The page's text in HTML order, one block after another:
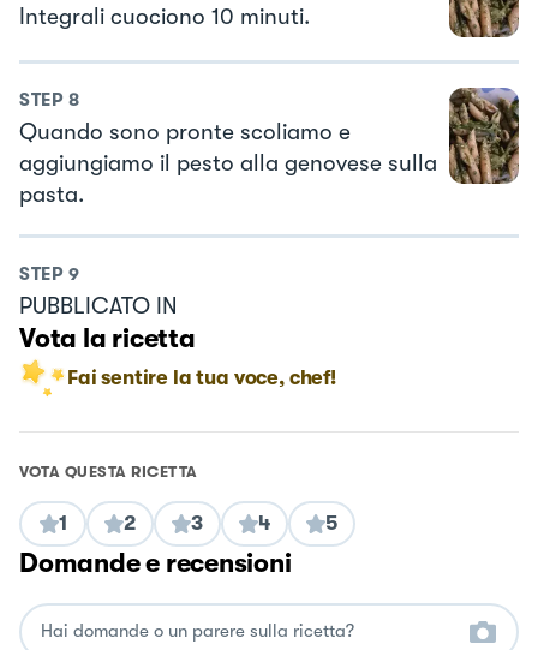
Integrali cuociono 10 minuti.
STEP 8
Quando sono pronte scoliamo e
aggiungiamo il pesto alla genovese sulla
pasta.
STEP 9
PUBBLICATO IN
Vota la ricetta
Fai sentire la tua voce, chef!
VOTA QUESTA RICETTA
1 2 3 4 5
Domande e recensioni